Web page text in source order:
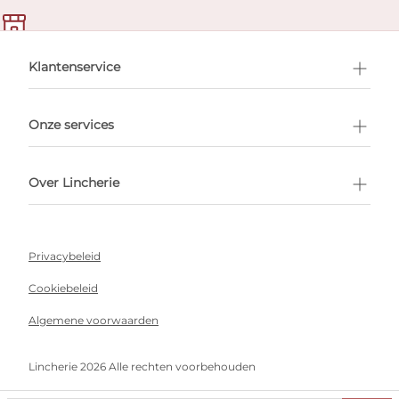
afspraak
Klantenservice
Onze services
Over Lincherie
Privacybeleid
Cookiebeleid
Algemene voorwaarden
Lincherie 2026 Alle rechten voorbehouden